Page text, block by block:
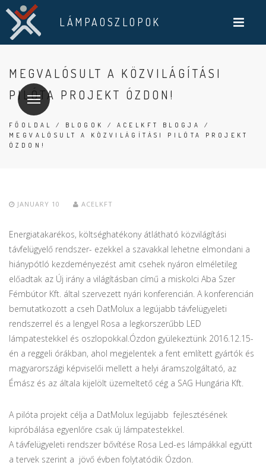
LÁMPAOSZLOPOK
MEGVALÓSULT A KÖZVILÁGÍTÁSI
PILÓTA PROJEKT ÓZDON!
FŐOLDAL / BLOGOK / ACELKFT BLOGJA
/
MEGVALÓSULT A KÖZVILÁGÍTÁSI PILÓTA PROJEKT
ÓZDON!
JANUARY 10 ACELKFT
Energiatakarékos, költséghatékony átlátható közvilágítási
távfelügyelő rendszer- ezekkel a szavakkal lehetne elmondani a
hiánypótló kezdeményezést amit csehek nyáron elméletileg
előadtak az Új irány a világításban című a miskolci Aba Szer
Fémbútor Kft. által szervezett nyári konferencián. A konferencián
bemutatkozott a cseh DatMolux a legújabb távfelügyeleti
rendszerrel és a lengyel Rosa a legkorszerűbb LED
lámpatestekkel és oszlopokkal.Ózdon gyülekeztünk 2016.12.15-
én a reggeli órákban, ahol megjelentek a fent említett gyártók és
magyarországi képviselői mellett a helyi áramszolgáltató, az
Émász és az általa kijelölt üzemeltető cég a SAG Hungária Kft.
A pilóta projekt célja a DatMolux legújabb fejlesztésének
kipróbálása egyenlőre csak új lámpatestekkel.
A távfelügyeleti rendszer bővítése Rosa Led-es lámpákkal együtt
a tervek szerint a jövő évben folytatódik Ózdon.